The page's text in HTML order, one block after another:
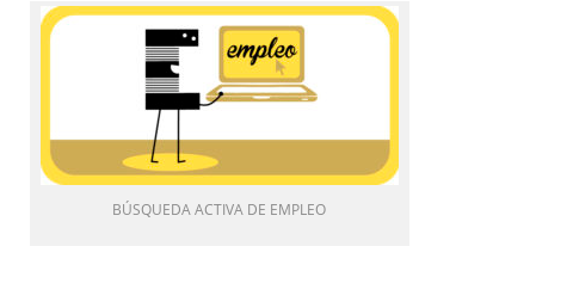
BÚSQUEDA ACTIVA DE EMPLEO